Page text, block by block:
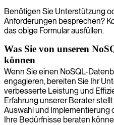
Benötigen Sie Unterstützung
Anforderungen besprechen?
das obige Formular ausfüllen.
Was Sie von unseren
können
Wenn Sie einen NoSQL-
engagieren, bereiten Sie Ihr
verbesserte Leistung und
Erfahrung unserer Berater
Auswahl und Implementierung
Ihre Bedürfnisse beraten